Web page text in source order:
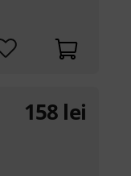
158 lei